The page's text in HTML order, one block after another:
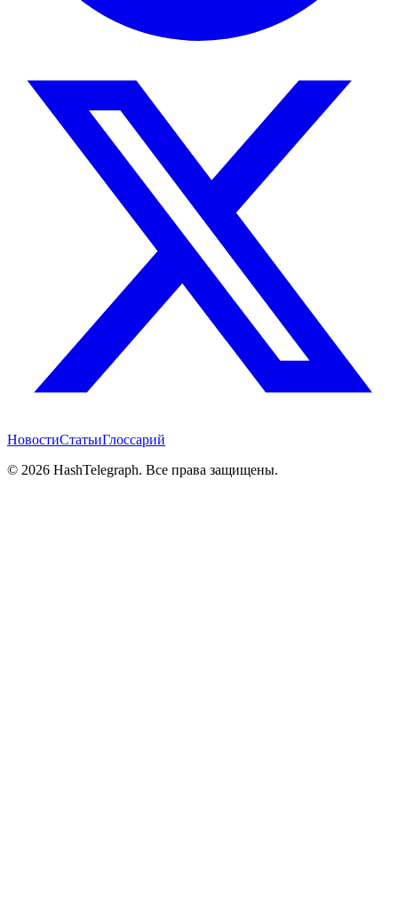
НовостиСтатьиГлоссарий
© 2026 HashTelegraph. Все права защищены.